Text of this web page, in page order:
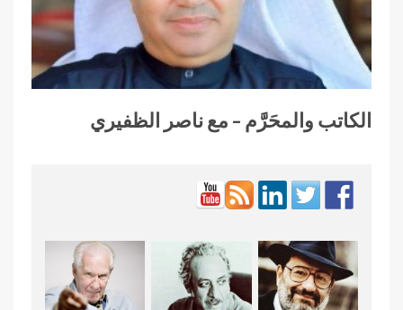
الكاتب والمحَرَّم – مع ناصر الظفيري